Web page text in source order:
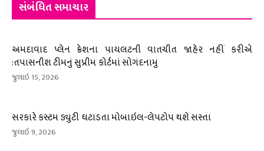
સંબંધિત સમાચાર
અમદાવાદ પ્લેન ક્રેશના પાયલટની વાતચીત જાહેર નહીં કરીએ
:તપાસનીશ ટીમનું સુપ્રીમ કોર્ટમાં સોગંદનામુ
જુલાઇ 15, 2026
સરકારે કસ્ટમ ડ્યુટી ઘટાડતા મોબાઇલ-લેપટોપ થશે સસ્તા
જુલાઇ 9, 2026